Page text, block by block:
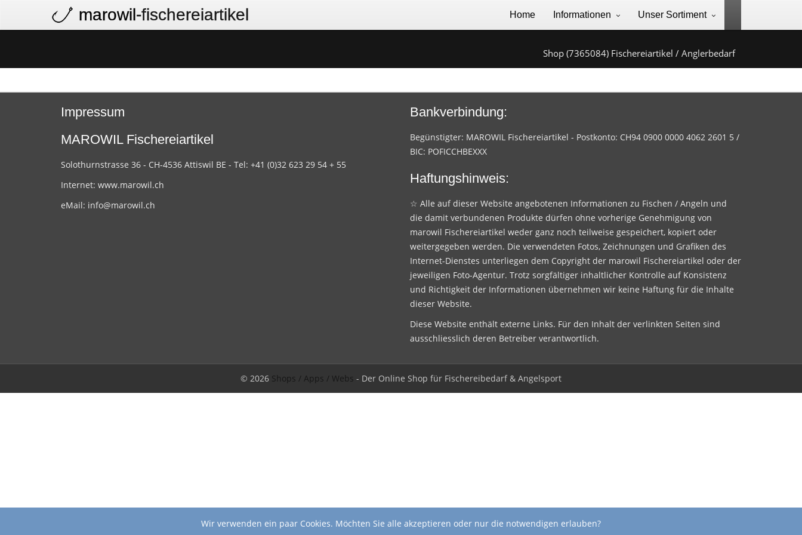
marowil-fischereiartikel Home Informationen Unser Sortiment
Shop (7365084) Fischereiartikel / Anglerbedarf
Impressum
MAROWIL Fischereiartikel
Solothurnstrasse 36 - CH-4536 Attiswil BE - Tel: +41 (0)32 623 29 54 + 55
Internet: www.marowil.ch
eMail: info@marowil.ch
Bankverbindung:
Begünstigter: MAROWIL Fischereiartikel - Postkonto: CH94 0900 0000 4062 2601 5 /
BIC: POFICCHBEXXX
Haftungshinweis:
☆ Alle auf dieser Website angebotenen Informationen zu Fischen / Angeln und
die damit verbundenen Produkte dürfen ohne vorherige Genehmigung von
marowil Fischereiartikel weder ganz noch teilweise gespeichert, kopiert oder
weitergegeben werden. Die verwendeten Fotos, Zeichnungen und Grafiken des
Internet-Dienstes unterliegen dem Copyright der marowil Fischereiartikel oder der
jeweiligen Foto-Agentur. Trotz sorgfältiger inhaltlicher Kontrolle auf Konsistenz
und Richtigkeit der Informationen übernehmen wir keine Haftung für die Inhalte
dieser Website.
Diese Website enthält externe Links. Für den Inhalt der verlinkten Seiten sind
ausschliesslich deren Betreiber verantwortlich.
© 2026 Shops / Apps / Webs - Der Online Shop für Fischereibedarf & Angelsport
Wir verwenden ein paar Cookies. Möchten Sie alle akzeptieren oder nur die notwendigen erlauben?